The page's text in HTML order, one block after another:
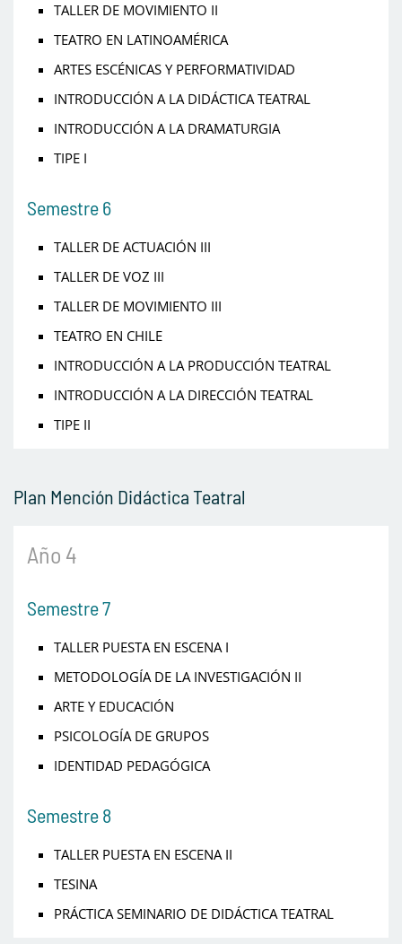
TALLER DE MOVIMIENTO II
TEATRO EN LATINOAMÉRICA
ARTES ESCÉNICAS Y PERFORMATIVIDAD
INTRODUCCIÓN A LA DIDÁCTICA TEATRAL
INTRODUCCIÓN A LA DRAMATURGIA
TIPE I
Semestre 6
TALLER DE ACTUACIÓN III
TALLER DE VOZ III
TALLER DE MOVIMIENTO III
TEATRO EN CHILE
INTRODUCCIÓN A LA PRODUCCIÓN TEATRAL
INTRODUCCIÓN A LA DIRECCIÓN TEATRAL
TIPE II
Plan Mención Didáctica Teatral
Año 4
Semestre 7
TALLER PUESTA EN ESCENA I
METODOLOGÍA DE LA INVESTIGACIÓN II
ARTE Y EDUCACIÓN
PSICOLOGÍA DE GRUPOS
IDENTIDAD PEDAGÓGICA
Semestre 8
TALLER PUESTA EN ESCENA II
TESINA
PRÁCTICA SEMINARIO DE DIDÁCTICA TEATRAL